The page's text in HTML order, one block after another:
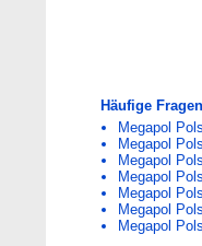
Häufige
Megapol
Megapol
Megapol
Megapol
Megapol
Megapol
Megapol